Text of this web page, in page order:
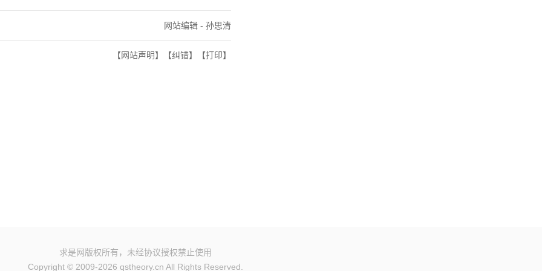
网站编辑 - 孙思清
【网站声明】 【纠错】 【打印】
求是网版权所有，未经协议授权禁止使用
Copyright © 2009-2026 qstheory.cn All Rights Reserved.